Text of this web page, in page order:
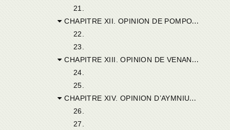
21.
CHAPITRE XII. OPINION DE POMPONIUS DE DIONYSIANA.
22.
23.
CHAPITRE XIII. OPINION DE VENANTIUS DE TINISA.
24.
25.
CHAPITRE XIV. OPINION D’AYMNIUS D’AUSUAGA.
26.
27.